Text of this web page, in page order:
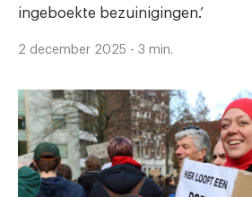
ingeboekte bezuinigingen.’
2 december 2025 - 3 min.